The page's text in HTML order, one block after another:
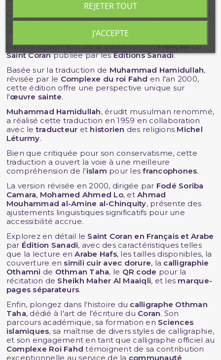
Cette édition spéciale, conçue pour enrichir votre vie
spirituelle et personnelle, vous rapprochera
parole divine.
Parlons également de la traduction enFrançaisdu
Saint Coranpubliée par lesÉditions Sanadi.
Basée sur la traduction de Muhammad Hamidullah,
révisée par le Complexe du roi Fahd en l'an 2000,
cette édition offre une perspective unique sur
l'œuvre sainte.
Muhammad Hamidullah, érudit musulman renommé,
a réalisé cette traduction en 1959 en collaboration
avec letraducteur et historien des religions Michel
Léturmy.
Bien que critiquée pour son conservatisme, cette
traduction a ouvert la voie à une meilleure
compréhension de l'islam pour lesfrancophones.
La version révisée en 2000, dirigée par Fodé Soriba
Camara, Mohamed Ahmed Lo, etAhmad
Mouhammad al-Amine al-Chinquity, présente des
ajustements linguistiques significatifs pour une
accessibilité accrue.
Explorez en détail le Saint Coran en Français et Arabe
par Édition Sanadi, avec des caractéristiques telles
que la lecture enArabe Hafs, les tailles disponibles, la
couverture en simili cuir avec dorure, la calligraphie
Othamni de Othman Taha, le QR code pour la
récitation de Sheikh Maher Al Maaiqli, et les marque-
pages séparateurs.
Enfin, plongez dans l'histoire du calligraphe Othman
Taha, dédié à l'art de l'écriture du Coran. Son
parcours académique, sa formation en Sciences
islamiques, sa maîtrise de divers styles de calligraphie,
et son engagement en tant que calligraphe officiel au
Complexe Roi Fahd témoignent de sa contribution
exceptionnelle au service de la communauté
REJETER TOUT
J'ACCEPTE